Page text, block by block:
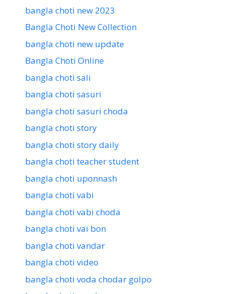
bangla choti new 2023
Bangla Choti New Collection
bangla choti new update
Bangla Choti Online
bangla choti sali
bangla choti sasuri
bangla choti sasuri choda
bangla choti story
bangla choti story daily
bangla choti teacher student
bangla choti uponnash
bangla choti vabi
bangla choti vabi choda
bangla choti vai bon
bangla choti vandar
bangla choti video
bangla choti voda chodar golpo